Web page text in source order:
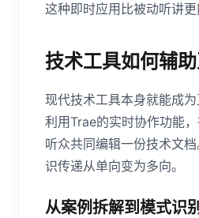
这种即时应用比被动听讲更
技术工具如何辅
现代技术工具本身就能成为
利用Trae的实时协作功能
听众共同编辑一份技术文
识传递从单向变为多向。
从案例拆解到模式识